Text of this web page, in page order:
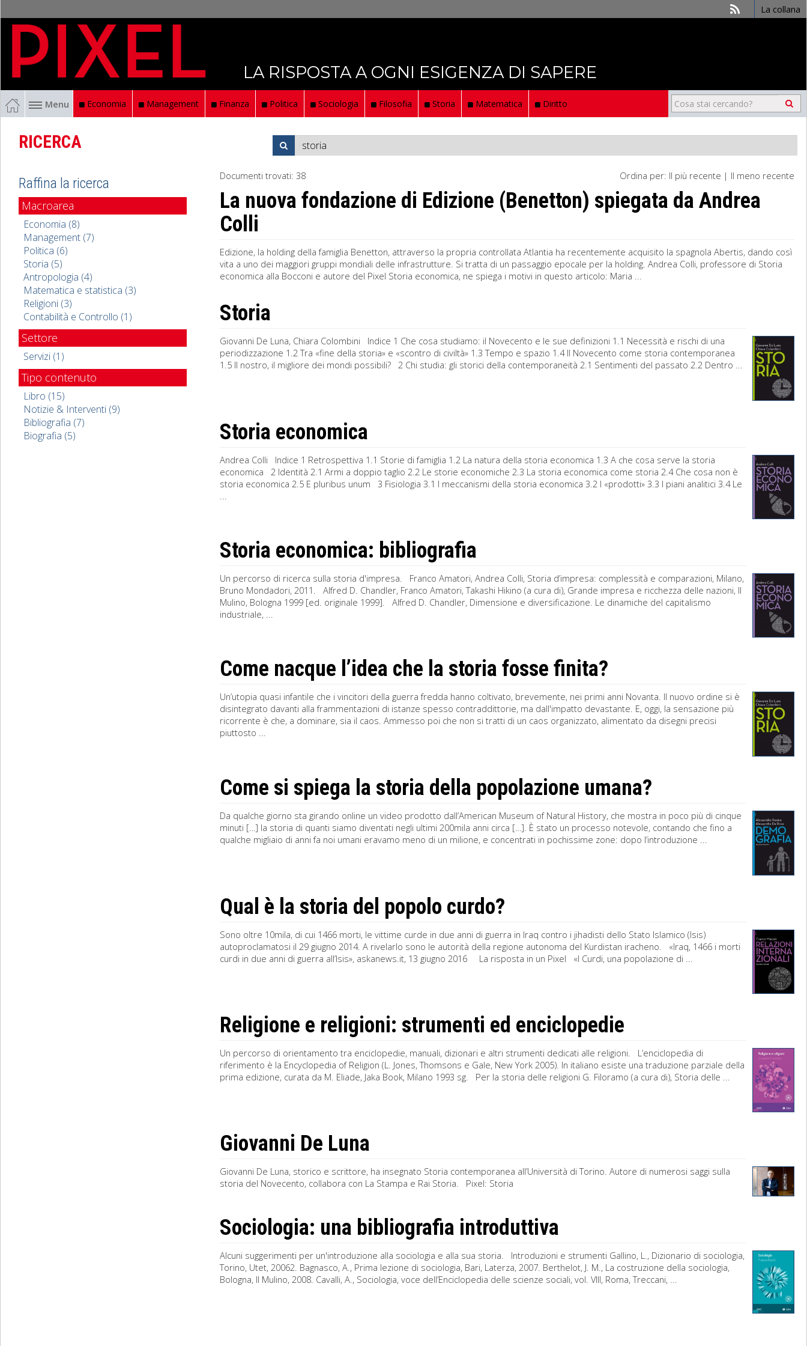
La collana
LA RISPOSTA A OGNI ESIGENZA DI SAPERE
Menu Economia Management Finanza Politica Sociologia Filosofia Storia Matematica Diritto
RICERCA
Ordina per: Il più recente | Il meno recente
Documenti trovati: 38
La nuova fondazione di Edizione (Benetton) spiegata da Andrea
Colli
Edizione, la holding della famiglia Benetton, attraverso la propria controllata Atlantia ha recentemente acquisito la spagnola Abertis, dando così
vita a uno dei maggiori gruppi mondiali delle infrastrutture. Si tratta di un passaggio epocale per la holding. Andrea Colli, professore di Storia
economica alla Bocconi e autore del Pixel Storia economica, ne spiega i motivi in questo articolo: Maria ...
Storia
Giovanni De Luna, Chiara Colombini Indice 1 Che cosa studiamo: il Novecento e le sue definizioni 1.1 Necessità e rischi di una
periodizzazione 1.2 Tra «fine della storia» e «scontro di civiltà» 1.3 Tempo e spazio 1.4 Il Novecento come storia contemporanea
1.5 Il nostro, il migliore dei mondi possibili? 2 Chi studia: gli storici della contemporaneità 2.1 Sentimenti del passato 2.2 Dentro ...
Storia economica
Andrea Colli Indice 1 Retrospettiva 1.1 Storie di famiglia 1.2 La natura della storia economica 1.3 A che cosa serve la storia
economica 2 Identità 2.1 Armi a doppio taglio 2.2 Le storie economiche 2.3 La storia economica come storia 2.4 Che cosa non è
storia economica 2.5 E pluribus unum 3 Fisiologia 3.1 I meccanismi della storia economica 3.2 I «prodotti» 3.3 I piani analitici 3.4 Le
...
Storia economica: bibliografia
Un percorso di ricerca sulla storia d'impresa. Franco Amatori, Andrea Colli, Storia d’impresa: complessità e comparazioni, Milano,
Bruno Mondadori, 2011. Alfred D. Chandler, Franco Amatori, Takashi Hikino (a cura di), Grande impresa e ricchezza delle nazioni, Il
Mulino, Bologna 1999 [ed. originale 1999]. Alfred D. Chandler, Dimensione e diversificazione. Le dinamiche del capitalismo
industriale, ...
Come nacque l’idea che la storia fosse finita?
Un’utopia quasi infantile che i vincitori della guerra fredda hanno coltivato, brevemente, nei primi anni Novanta. Il nuovo ordine si è
disintegrato davanti alla frammentazioni di istanze spesso contraddittorie, ma dall'impatto devastante. E, oggi, la sensazione più
ricorrente è che, a dominare, sia il caos. Ammesso poi che non si tratti di un caos organizzato, alimentato da disegni precisi
piuttosto ...
Come si spiega la storia della popolazione umana?
Da qualche giorno sta girando online un video prodotto dall’American Museum of Natural History, che mostra in poco più di cinque
minuti […] la storia di quanti siamo diventati negli ultimi 200mila anni circa […]. È stato un processo notevole, contando che fino a
qualche migliaio di anni fa noi umani eravamo meno di un milione, e concentrati in pochissime zone: dopo l’introduzione ...
Qual è la storia del popolo curdo?
Sono oltre 10mila, di cui 1466 morti, le vittime curde in due anni di guerra in Iraq contro i jihadisti dello Stato Islamico (Isis)
autoproclamatosi il 29 giugno 2014. A rivelarlo sono le autorità della regione autonoma del Kurdistan iracheno. «Iraq, 1466 i morti
curdi in due anni di guerra all’Isis», askanews.it, 13 giugno 2016 La risposta in un Pixel «I Curdi, una popolazione di ...
Religione e religioni: strumenti ed enciclopedie
Un percorso di orientamento tra enciclopedie, manuali, dizionari e altri strumenti dedicati alle religioni. L’enciclopedia di
riferimento è la Encyclopedia of Religion (L. Jones, Thomsons e Gale, New York 2005). In italiano esiste una traduzione parziale della
prima edizione, curata da M. Eliade, Jaka Book, Milano 1993 sg. Per la storia delle religioni G. Filoramo (a cura di), Storia delle ...
Giovanni De Luna
Giovanni De Luna, storico e scrittore, ha insegnato Storia contemporanea all’Università di Torino. Autore di numerosi saggi sulla
storia del Novecento, collabora con La Stampa e Rai Storia. Pixel: Storia
Sociologia: una bibliografia introduttiva
Alcuni suggerimenti per un'introduzione alla sociologia e alla sua storia. Introduzioni e strumenti Gallino, L., Dizionario di sociologia,
Torino, Utet, 20062. Bagnasco, A., Prima lezione di sociologia, Bari, Laterza, 2007. Berthelot, J. M., La costruzione della sociologia,
Bologna, Il Mulino, 2008. Cavalli, A., Sociologia, voce dell’Enciclopedia delle scienze sociali, vol. VIII, Roma, Treccani, ...
Raffina la ricerca
Macroarea
Economia (8)
Management (7)
Politica (6)
Storia (5)
Antropologia (4)
Matematica e statistica (3)
Religioni (3)
Contabilità e Controllo (1)
Settore
Servizi (1)
Tipo contenuto
Libro (15)
Notizie & Interventi (9)
Bibliografia (7)
Biografia (5)